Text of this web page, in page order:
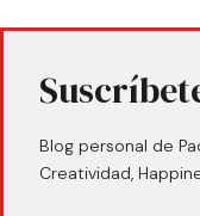
Blog personal de
Creatividad,